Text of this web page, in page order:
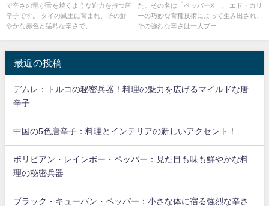
で辛さの竜が舌を焼くような迫力を持つ唐
辛子です。 タイの風土に育まれ、その鮮
やかな赤色と猛烈な辛さで、...
た。その名は「ペッパーX」。 エド・カリ
ーの巧妙な育種技術によって生み出され、
その強烈な辛さは一大ブー...
最近の投稿
デムレ：トルコの秘密兵器！料理の魅力を広げるマイルドな唐
辛子
中国の5色唐辛子：料理とインテリアの新しいアクセント！
ボリビアン・レインボー・ペッパー：見た目も味も鮮やかな料
理の秘密兵器
ブラック・キューバン・ペッパー：小さな体に宿る強烈な辛さ